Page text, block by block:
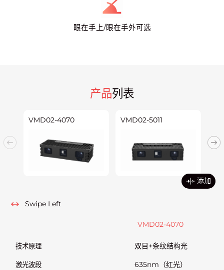
眼在手上/眼在手外可选
产品列表
VMD02-4070 VMD02-5011
Swipe Left
VMD02-4070
技术原理 双目+条纹结构光
激光波段 635nm（红光）
添加